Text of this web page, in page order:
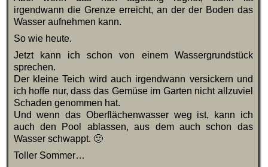
irgendwann die Grenze erreicht, an der der Boden das
Wasser aufnehmen kann.
So wie heute.
Jetzt kann ich schon von einem Wassergrundstück
sprechen.
Der kleine Teich wird auch irgendwann versickern und
ich hoffe nur, dass das Gemüse im Garten nicht allzuviel
Schaden genommen hat.
Und wenn das Oberflächenwasser weg ist, kann ich
auch den Pool ablassen, aus dem auch schon das
Wasser schwappt. 🙂
Toller Sommer…